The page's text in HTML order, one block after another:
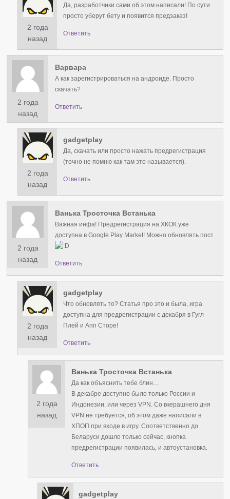
2 года
назад
Да, разработчики сами об этом написали! По сути
просто уберут бету и появится предзаказ!
Ответить
2 года
назад
Варвара
А как зарегистрироваться на андроиде. Просто
скачать?
Ответить
2 года
назад
gadgetplay
Да, скачать или просто нажать предрегистрация
(точно не помню как там это называется).
Ответить
2 года
назад
Ванька Тросточка Встанька
Важная инфа! Предрегистрация на ХКОК уже
доступна в Google Play Market! Можно обновлять пост
Ответить
2 года
назад
gadgetplay
Что обновлять то? Статья про это и была, игра
доступна для предрегистрации с декабря в Гугл
Плей и Апп Сторе!
Ответить
2 года
назад
Ванька Тросточка Встанька
Да как объяснить тебе блин…
В декабре доступно было только России и
Индонезии, или через VPN. Со вчерашнего дня
VPN не требуется, об этом даже написали в
ХПОП при входе в игру. Соответственно до
Беларуси дошло только сейчас, кнопка
предрегистрации появилась, и автоустановка.
Ответить
gadgetplay